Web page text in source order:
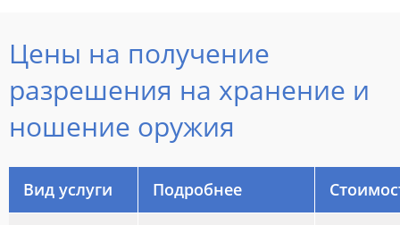
Цены на получение
разрешения на хранение и
ношение оружия
Вид услуги Подробнее